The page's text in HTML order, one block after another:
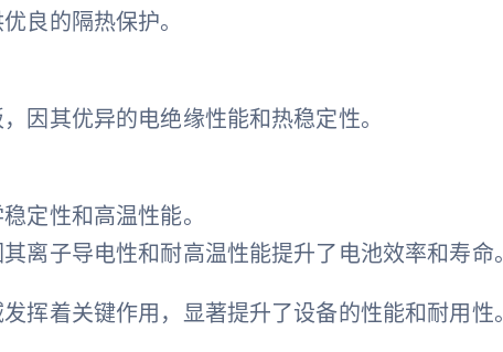
良的隔热保护。
因其优异的电绝缘性能和热稳定性。
定性和高温性能。
离子导电性和耐高温性能提升了电池效率和寿命。
挥着关键作用，显著提升了设备的性能和耐用性。